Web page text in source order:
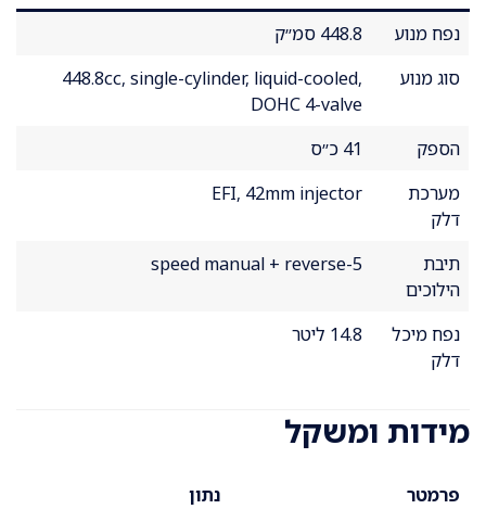
נפח מנוע
448.8 סמ״ק
סוג מנוע
448.8cc, single-cylinder, liquid-cooled,
DOHC 4-valve
הספק
41 כ״ס
מערכת
דלק
EFI, 42mm injector
תיבת
הילוכים
5-speed manual + reverse
נפח מיכל
דלק
14.8 ליטר
מידות ומשקל
פרמטר
נתון